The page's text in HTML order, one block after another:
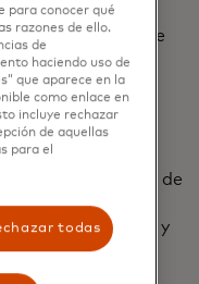
de casos de uso
y el interés de
destaca en el
las
"falta de datos,
y aceptación
Cyber Quant es
en la evaluación de
de todos los
evaluaciones y
a los clientes
de riesgos.
para conocer qué
razones de ello.
de
haciendo uso de
que aparece en la
como enlace en
incluye rechazar
de aquellas
para el
todas